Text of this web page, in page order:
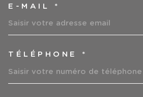
E-MAIL *
TÉLÉPHONE *